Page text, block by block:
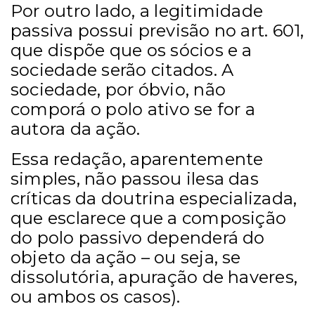
Por outro lado, a legitimidade
passiva possui previsão no art. 601,
que dispõe que os sócios e a
sociedade serão citados. A
sociedade, por óbvio, não
comporá o polo ativo se for a
autora da ação.
Essa redação, aparentemente
simples, não passou ilesa das
críticas da doutrina especializada,
que esclarece que a composição
do polo passivo dependerá do
objeto da ação – ou seja, se
dissolutória, apuração de haveres,
ou ambos os casos).